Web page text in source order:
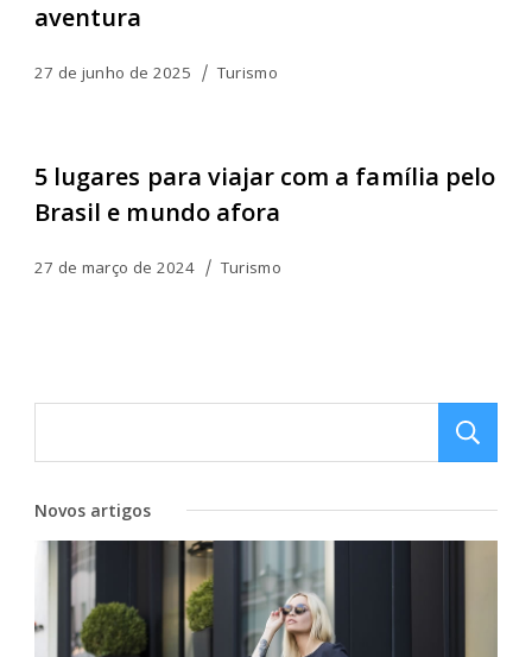
aventura
27 de junho de 2025 Turismo
5 lugares para viajar com a família pelo
Brasil e mundo afora
27 de março de 2024 Turismo
Novos artigos